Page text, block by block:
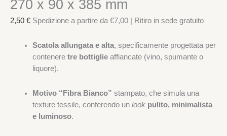
270 x 90 x 385 mm
2,50 € Spedizione a partire da €7,00 | Ritiro in sede gratuito
Scatola allungata e alta, specificamente progettata per
contenere tre bottiglieaffiancate (vino, spumante o
liquore).
Motivo “Fibra Bianco” stampato, che simula una
texture tessile, conferendo un look pulito, minimalista
e luminoso.
x
385
quantità